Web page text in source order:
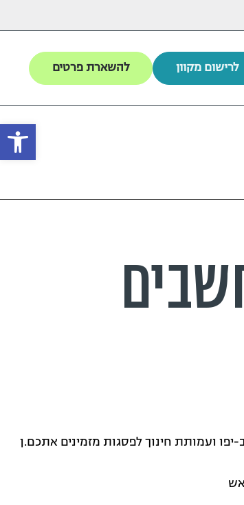
לרישום מקוון להשארת פרטים
ועמותת חינוך לפסגות מזמינים אתכם.ן